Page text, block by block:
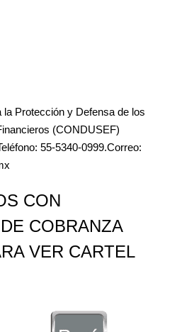
Protección y Defensa de los
(CONDUSEF)
55-5340-0999.Correo:
CON
COBRANZA
VER CARTEL